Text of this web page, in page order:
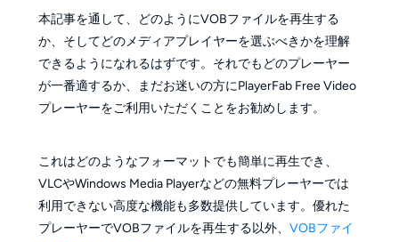
本記事を通して、どのようにVOBファイルを再生する
か、そしてどのメディアプレイヤーを選ぶべきかを理解
できるようになれるはずです。それでもどのプレーヤー
が一番適するか、まだお迷いの方にPlayerFab Free Video
プレーヤーをご利用いただくことをお勧めします。
これはどのようなフォーマットでも簡単に再生でき、
VLCやWindows Media Playerなどの無料プレーヤーでは
利用できない高度な機能も多数提供しています。優れた
プレーヤーでVOBファイルを再生する以外、 VOBファイ